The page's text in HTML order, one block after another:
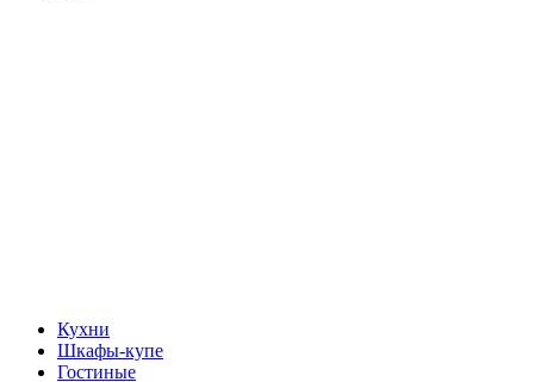
Кухни
Шкафы-купе
Гостиные